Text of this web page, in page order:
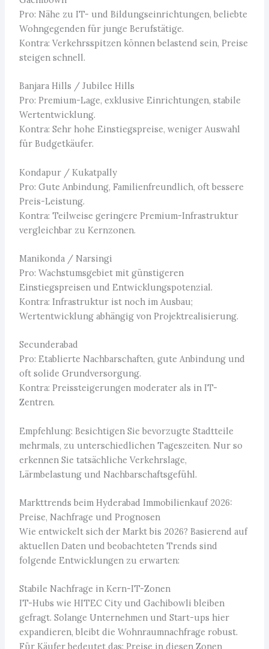
Pro: Nähe zu IT- und Bildungseinrichtungen, beliebte
Wohngegenden für junge Berufstätige.
Kontra: Verkehrsspitzen können belastend sein, Preise
steigen schnell.
Banjara Hills / Jubilee Hills
Pro: Premium-Lage, exklusive Einrichtungen, stabile
Wertentwicklung.
Kontra: Sehr hohe Einstiegspreise, weniger Auswahl
für Budgetkäufer.
Kondapur / Kukatpally
Pro: Gute Anbindung, Familienfreundlich, oft bessere
Preis-Leistung.
Kontra: Teilweise geringere Premium-Infrastruktur
vergleichbar zu Kernzonen.
Manikonda / Narsingi
Pro: Wachstumsgebiet mit günstigeren
Einstiegspreisen und Entwicklungspotenzial.
Kontra: Infrastruktur ist noch im Ausbau;
Wertentwicklung abhängig von Projektrealisierung.
Secunderabad
Pro: Etablierte Nachbarschaften, gute Anbindung und
oft solide Grundversorgung.
Kontra: Preissteigerungen moderater als in IT-
Zentren.
Empfehlung: Besichtigen Sie bevorzugte Stadtteile
mehrmals, zu unterschiedlichen Tageszeiten. Nur so
erkennen Sie tatsächliche Verkehrslage,
Lärmbelastung und Nachbarschaftsgefühl.
Markttrends beim Hyderabad Immobilienkauf 2026:
Preise, Nachfrage und Prognosen
Wie entwickelt sich der Markt bis 2026? Basierend auf
aktuellen Daten und beobachteten Trends sind
folgende Entwicklungen zu erwarten:
Stabile Nachfrage in Kern-IT-Zonen
IT-Hubs wie HITEC City und Gachibowli bleiben
gefragt. Solange Unternehmen und Start-ups hier
expandieren, bleibt die Wohnraumnachfrage robust.
Für Käufer bedeutet das: Preise in diesen Zonen